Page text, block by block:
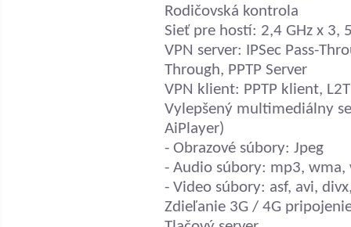
Rodičovská kontrola
Sieť pre hostí: 2,4 GHz x 3,
VPN server: IPSec Pass-
Through, PPTP Server
VPN klient: PPTP klient,
Vylepšený multimediálny
AiPlayer)
- Obrazové súbory: Jpeg
- Audio súbory: mp3, wma,
- Video súbory: asf, avi,
Zdieľanie 3G / 4G